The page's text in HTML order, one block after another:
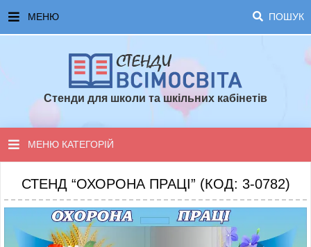
МЕНЮ ПОШУК
ЧАСТІ ЗАПИТАННЯ ТА ВІДПОВІДІ
ТОПОВІ ПРОПОЗИЦІЇ
Стенди для школи та шкільних кабінетів
МЕНЮ КАТЕГОРІЙ
СТЕНДИ ДЛЯ НУШ
СТЕНДИ ДЛЯ ПОЧАТКОВОЇ ШКОЛИ
СТЕНД “ОХОРОНА ПРАЦІ” (КОД: 3-0782)